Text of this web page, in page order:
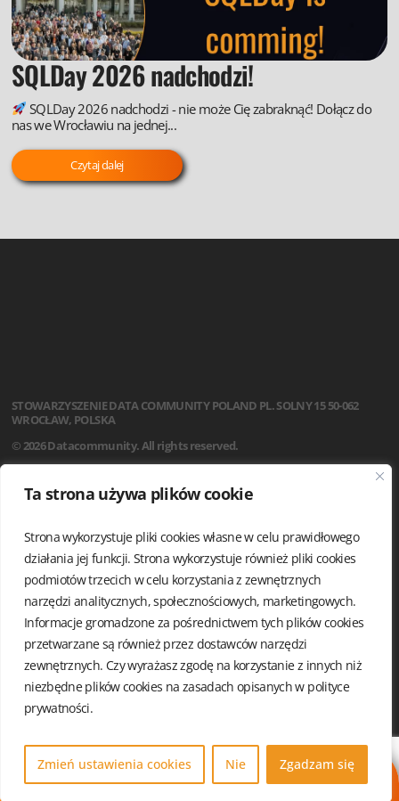
Ta strona używa plików cookie
Strona wykorzystuje pliki cookies własne w celu prawidłowego
działania jej funkcji. Strona wykorzystuje również pliki cookies
podmiotów trzecich w celu korzystania z zewnętrznych
narzędzi analitycznych, społecznościowych, marketingowych.
Informacje gromadzone za pośrednictwem tych plików cookies
przetwarzane są również przez dostawców narzędzi
zewnętrznych. Czy wyrażasz zgodę na korzystanie z innych niż
niezbędne plików cookies na zasadach opisanych w polityce
prywatności.
Zmień ustawienia cookies Nie Zgadzam się
SQLDay 2026 nadchodzi!
SQLDay 2026 nadchodzi - nie może Cię zabraknąć! Dołącz do
nas we Wrocławiu na jednej...
Czytaj dalej
STOWARZYSZENIEDATA COMMUNITY POLAND PL. SOLNY 1550-062
WROCŁAW, POLSKA
© 2026 Datacommunity. All rights reserved.
AKTUALNOŚCI
STATUT
REGULAMIN
ZARZĄD I KOMISJA REWIZYJNA
GRUPY LOKALNE
KALENDARIUM
KONTAKT
POLITYKA PRYWATNOŚCI